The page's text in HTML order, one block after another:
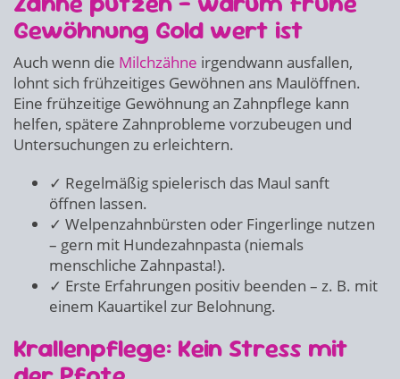
Gewöhnung Gold wert ist
Auch wenn die Milchzähne irgendwann ausfallen,
lohnt sich frühzeitiges Gewöhnen ans Maulöffnen.
Eine frühzeitige Gewöhnung an Zahnpflege kann
helfen, spätere Zahnprobleme vorzubeugen und
Untersuchungen zu erleichtern.
✓ Regelmäßig spielerisch das Maul sanft
öffnen lassen.
✓ Welpenzahnbürsten oder Fingerlinge nutzen
– gern mit Hundezahnpasta (niemals
menschliche Zahnpasta!).
✓ Erste Erfahrungen positiv beenden – z. B. mit
einem Kauartikel zur Belohnung.
Krallenpflege: Kein Stress mit